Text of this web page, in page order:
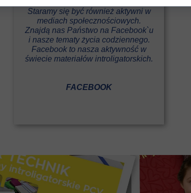
Staramy się być również aktywni w
mediach społecznościowych.
Znajdą nas Państwo na Facebook`u
i nasze tematy życia codziennego.
Facebook to nasza aktywność w
świecie materiałów introligatorskich.
FACEBOOK